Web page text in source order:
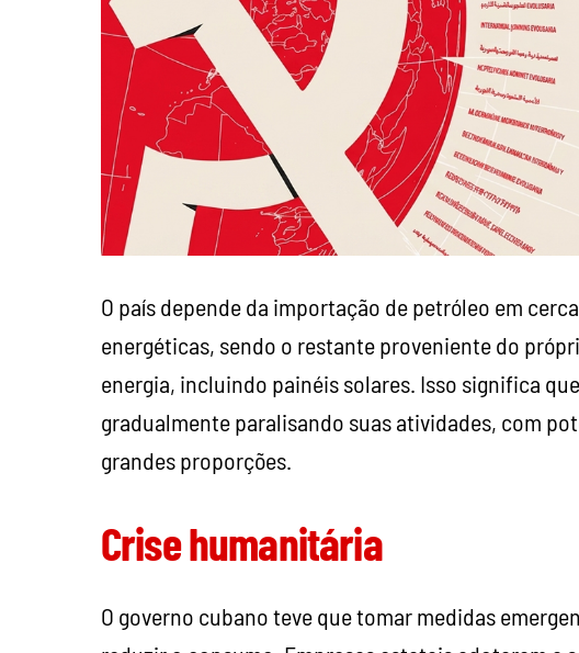
O país depende da importação de petróleo em
energéticas, sendo o restante proveniente do
energia, incluindo painéis solares. Isso significa
gradualmente paralisando suas atividades, com
grandes proporções.
Crise humanitária
O governo cubano teve que tomar medidas